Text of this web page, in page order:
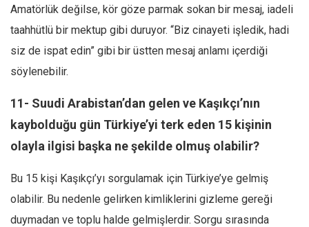
Amatörlük değilse, kör göze parmak sokan bir mesaj, iadeli
taahhütlü bir mektup gibi duruyor. “Biz cinayeti işledik, hadi
siz de ispat edin” gibi bir üstten mesaj anlamı içerdiği
söylenebilir.
11- Suudi Arabistan’dan gelen ve Kaşıkçı’nın
kaybolduğu gün Türkiye’yi terk eden 15 kişinin
olayla ilgisi başka ne şekilde olmuş olabilir?
Bu 15 kişi Kaşıkçı’yı sorgulamak için Türkiye’ye gelmiş
olabilir. Bu nedenle gelirken kimliklerini gizleme gereği
duymadan ve toplu halde gelmişlerdir. Sorgu sırasında